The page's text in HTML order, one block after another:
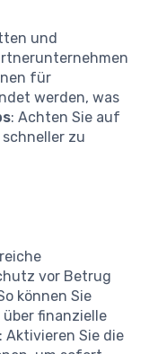
und
für
werden, was
: Achten Sie auf
zu
vor Betrug
können Sie
finanzielle
: Aktivieren Sie die